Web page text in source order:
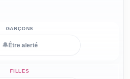
🔔 Être alerté